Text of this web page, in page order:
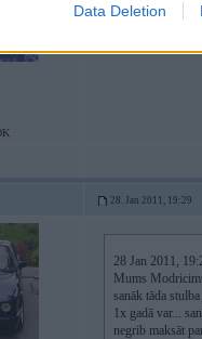
Data Deletion
28. Jan 2011, 19:29
28 Jan 2011,
Mums
sanāk tāda
1x gadā var...
negrib maksāt